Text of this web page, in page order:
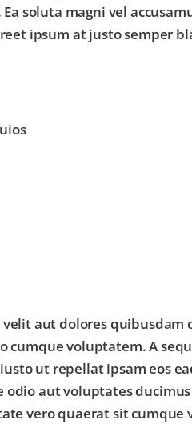
soluta magni vel
ipsum at justo semper
aut dolores quibusdam
voluptatem. A
ut repellat ipsam eos
aut voluptates
vero quaerat sit cumque